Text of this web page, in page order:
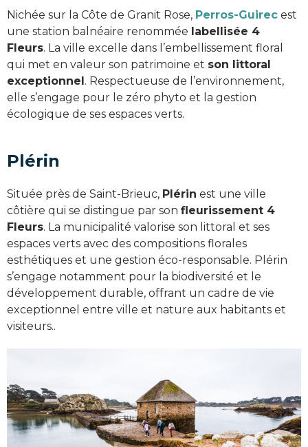
Nichée sur la Côte de Granit Rose, Perros-Guirec est
une station balnéaire renommée labellisée 4
Fleurs. La ville excelle dans l’embellissement floral
qui met en valeur son patrimoine et son littoral
exceptionnel. Respectueuse de l’environnement,
elle s’engage pour le zéro phyto et la gestion
écologique de ses espaces verts.
Plérin
Située près de Saint-Brieuc, Plérin est une ville
côtière qui se distingue par son fleurissement 4
Fleurs. La municipalité valorise son littoral et ses
espaces verts avec des compositions florales
esthétiques et une gestion éco-responsable. Plérin
s’engage notamment pour la biodiversité et le
développement durable, offrant un cadre de vie
exceptionnel entre ville et nature aux habitants et
visiteurs..